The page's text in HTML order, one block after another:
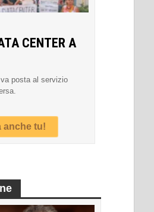
CENTER A
posta al servizio
anche tu!